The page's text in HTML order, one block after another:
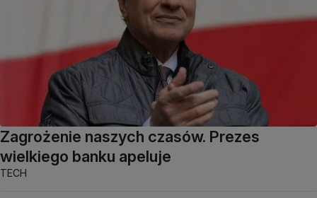
Zagrożenie naszych czasów. Prezes
wielkiego banku apeluje
TECH